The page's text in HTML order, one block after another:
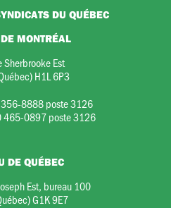
DU QUÉBEC
MONTRÉAL
Est
H1L 6P3
8888 poste 3126
465-0897 poste 3126
DE QUÉBEC
Est, bureau 100
G1K 9E7